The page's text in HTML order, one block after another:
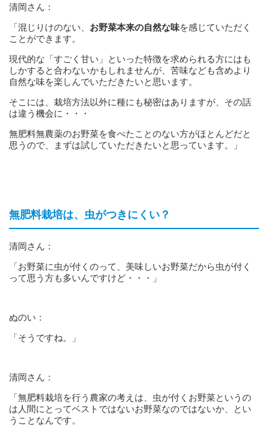
清岡さん：
「混じりけのない、 お野菜本来の自然な味を感じていただく
ことができます。
現代的な「すごく甘い」といった特徴を求められる方にはも
しかすると合わないかもしれませんが、苦味なども含めより
自然な味を楽しんでいただきたいと思います。
そこには、栽培方法以外に種にも秘密はありますが、その話
は違う機会に・・・
無肥料無農薬のお野菜を食べたことのない方がほとんどだと
思うので、まずは試していただきたいと思っています。」
無肥料栽培は、虫がつきにくい？
清岡さん：
「お野菜に虫が付くのって、美味しいお野菜だから虫が付く
って思う方も多いんですけど・・・」
ぬのい：
「そうですね。」
清岡さん：
「無肥料栽培を行う農家の考えは、虫が付くお野菜というの
は人間にとってベストではないお野菜なのではないか、とい
うことなんです。